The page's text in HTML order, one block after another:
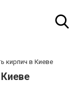
кирпич в Киеве